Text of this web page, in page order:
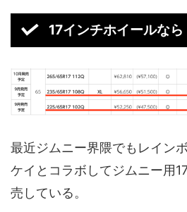
17インチホイールなら
最近ジムニー界隈でもレイン
ケイとコラボしてジムニー用
売している。